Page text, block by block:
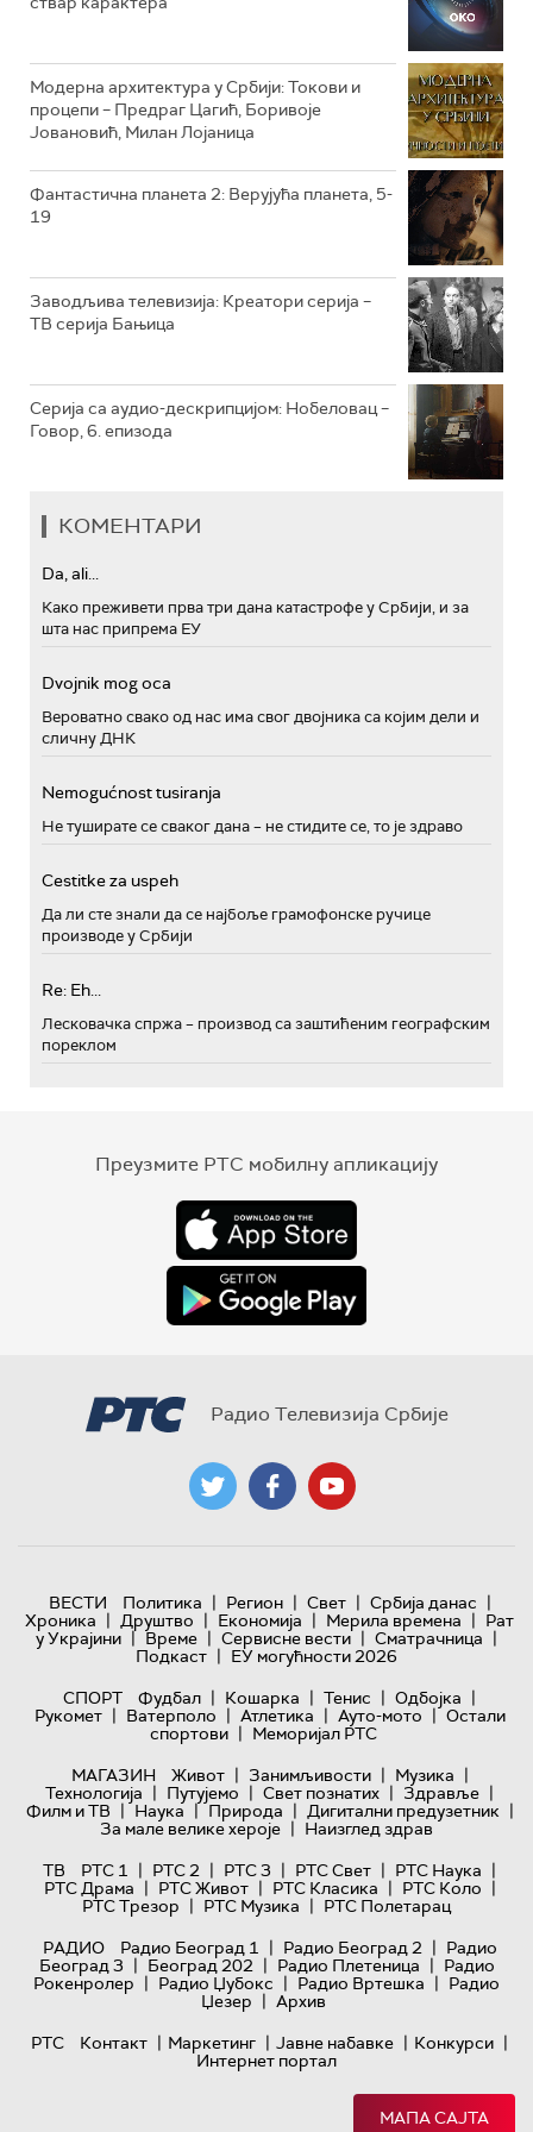
РТС КОЛО
Модерна архитектура у Србији: Токови и
процепи – Предраг Цагић, Боривоје
Јовановић, Милан Лојаница
Фантастична планета 2: Верујућа планета, 5-
19
Заводљива телевизија: Креатори серија –
ТВ серија Бањица
Серија са аудио-дескрипцијом: Нобеловац –
Говор, 6. епизода
КОМЕНТАРИ
Da, ali...
Како преживети прва три дана катастрофе у Србији, и за
шта нас припрема ЕУ
Dvojnik mog oca
Вероватно свако од нас има свог двојника са којим дели и
сличну ДНК
Nemogućnost tusiranja
Не туширате се сваког дана – не стидите се, то је здраво
Cestitke za uspeh
Да ли сте знали да се најбоље грамофонске ручице
производе у Србији
Re: Eh...
Лесковачка спржа – производ са заштићеним географским
пореклом
Преузмите РТС мобилну апликацију
Радио Телевизија Србије
ВЕСТИ Политика | Регион | Свет | Србија данас |
Хроника | Друштво | Економија | Мерила времена | Рат
у Украјини | Време | Сервисне вести | Сматрачница |
Подкаст | ЕУ могућности 2026
СПОРТ
Фудбал | Кошарка | Тенис | Одбојка |
Рукомет | Ватерполо | Атлетика | Ауто-мото | Остали
спортови | Меморијал РТС
МАГАЗИН
Живот | Занимљивости | Музика |
Технологијa | Путујемо | Свет познатих | Здравље |
Филм и ТВ | Наука | Природа | Дигитални предузетник |
За мале велике хероје | Наизглед здрав
ТВ
РТС 1 | РТС 2 | РТС 3 | РТС Свет | РТС Наука |
РТС Драма | РТС Живот | РТС Класика | РТС Коло |
РТС Трезор | РТС Музика | РТС Полетарац
РАДИО
Радио Београд 1 | Радио Београд 2 | Радио
Београд 3 | Београд 202 | Радио Плетеница | Радио
Рокенролер | Радио Џубокс | Радио Вртешка | Радио
Џезер | Архив
РТС
Контакт | Маркетинг | Јавне набавке | Конкурси |
Интернет портал
МАПА САЈТА